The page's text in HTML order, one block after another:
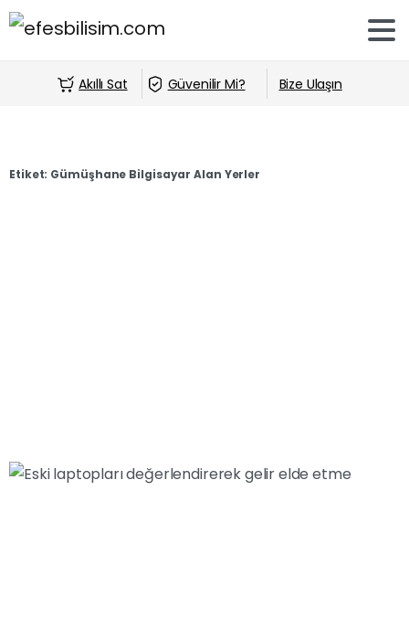
Akıllı Sat Güvenilir Mi? Bize Ulaşın
Etiket: Gümüşhane Bilgisayar Alan Yerler